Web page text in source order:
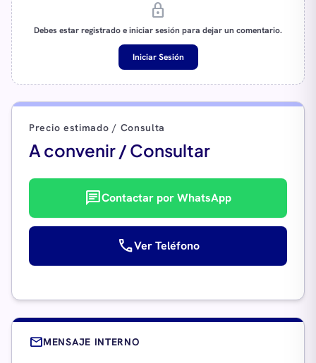
lock
Debes estar registrado e iniciar sesión para dejar un comentario.
Iniciar Sesión
Precio estimado / Consulta
A convenir / Consultar
chatContactar por WhatsApp
callVer Teléfono
mailMENSAJE INTERNO